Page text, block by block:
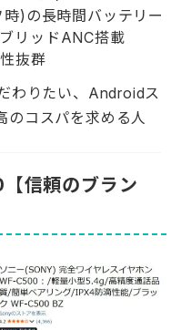
)の長時間バッテリー
リッドANC搭載
抜群
わりたい、Androidス
のコスパを求める人
信頼のブラン